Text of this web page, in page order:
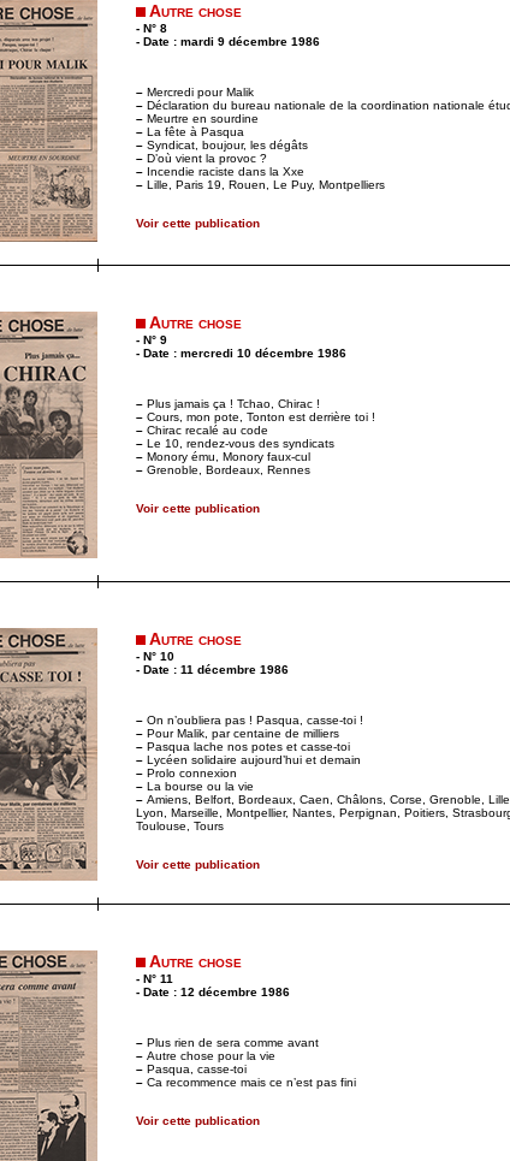
Autre chose
- N° 8
- Date : mardi 9 décembre 1986
– Mercredi pour Malik
– Déclaration du bureau nationale de la coordination nationale
– Meurtre en sourdine
– La fête à Pasqua
– Syndicat, boujour, les dégâts
– D’où vient la provoc ?
– Incendie raciste dans la Xxe
– Lille, Paris 19, Rouen, Le Puy, Montpelliers
Voir cette publication
Autre chose
- N° 9
- Date : mercredi 10 décembre 1986
– Plus jamais ça ! Tchao, Chirac !
– Cours, mon pote, Tonton est derrière toi !
– Chirac recalé au code
– Le 10, rendez-vous des syndicats
– Monory ému, Monory faux-cul
– Grenoble, Bordeaux, Rennes
Voir cette publication
Autre chose
- N° 10
- Date : 11 décembre 1986
– On n’oubliera pas ! Pasqua, casse-toi !
– Pour Malik, par centaine de milliers
– Pasqua lache nos potes et casse-toi
– Lycéen solidaire aujourd’hui et demain
– Prolo connexion
– La bourse ou la vie
– Amiens, Belfort, Bordeaux, Caen, Châlons, Corse, Grenoble,
Lyon, Marseille, Montpellier, Nantes, Perpignan, Poitiers,
Toulouse, Tours
Voir cette publication
Autre chose
- N° 11
- Date : 12 décembre 1986
– Plus rien de sera comme avant
– Autre chose pour la vie
– Pasqua, casse-toi
– Ca recommence mais ce n’est pas fini
Voir cette publication